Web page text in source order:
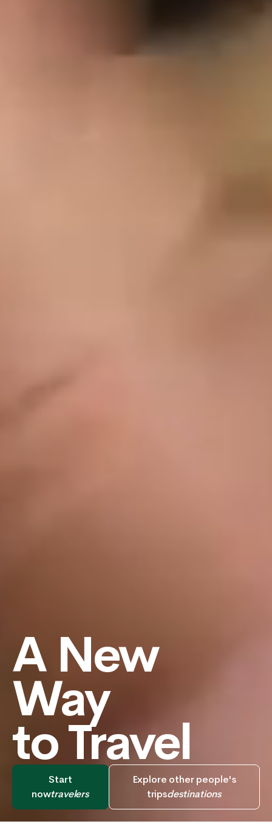
A New
Way
to Travel
Start
nowtravelers
Explore other people's
tripsdestinations